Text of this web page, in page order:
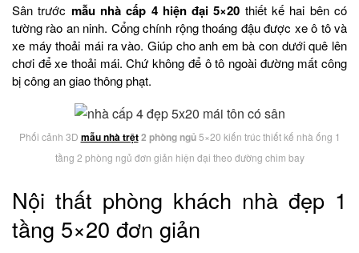
Sân trước mẫu nhà cấp 4 hiện đại 5×20 thiết kế hai bên có
tường rào an ninh. Cổng chính rộng thoáng đậu được xe ô tô và
xe máy thoải mái ra vào. Giúp cho anh em bà con dưới quê lên
chơi để xe thoải mái. Chứ không để ô tô ngoài đường mất công
bị công an giao thông phạt.
Phối cảnh 3D mẫu nhà trệt2 phòng ngủ5×20 kiến trúc thiết kế nhà ống 1
tầng 2 phòng ngủ đơn giản hiện đại theo đường chim bay
Nội thất phòng khách nhà đẹp 1
tầng 5×20 đơn giản